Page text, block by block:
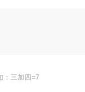
：三加四=7